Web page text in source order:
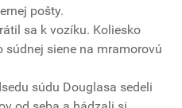
pošty.
sa k vozíku. Koliesko
siene na mramorovú
súdu Douglasa sedeli